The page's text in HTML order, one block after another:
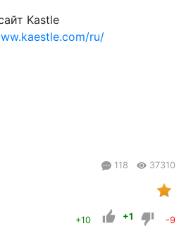
Kastle
ru/
118 37310
+10 +1 -9